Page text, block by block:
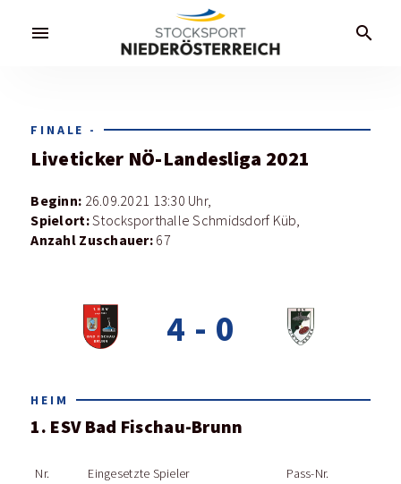
menu search
FINALE -
Liveticker NÖ-Landesliga 2021
Beginn: 26.09.2021 13:30 Uhr,
Spielort:Stocksporthalle Schmidsdorf Küb,
Anzahl Zuschauer: 67
4 - 0
HEIM
1. ESV Bad Fischau-Brunn
Nr. Eingesetzte Spieler Pass-Nr.